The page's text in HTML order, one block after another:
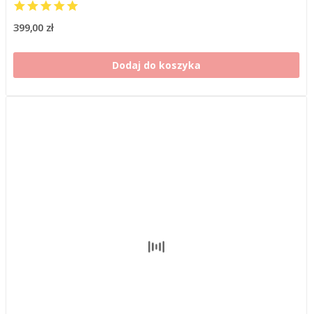
399,00 zł
Dodaj do koszyka